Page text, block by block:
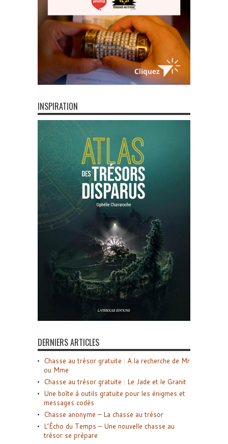
INSPIRATION
DERNIERS ARTICLES
Chasse au trésor gratuite : A la recherche de Mr
ou Mme
Chasse au trésor gratuite : Le Jade et le Granit
Une boîte à outils gratuite pour les énigmes et
messages codés
Chasse anonyme – La chasse au trésor
L’Écho du Temps – Une nouvelle chasse au
trésor se prépare